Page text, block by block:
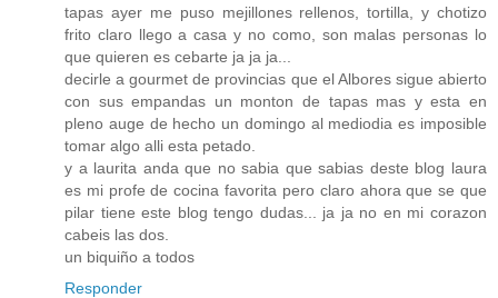
tapas ayer me puso mejillones rellenos, tortilla, y chotizo
frito claro llego a casa y no como, son malas personas lo
que quieren es cebarte ja ja ja...
decirle a gourmet de provincias que el Albores sigue abierto
con sus empandas un monton de tapas mas y esta en
pleno auge de hecho un domingo al mediodia es imposible
tomar algo alli esta petado.
y a laurita anda que no sabia que sabias deste blog laura
es mi profe de cocina favorita pero claro ahora que se que
pilar tiene este blog tengo dudas... ja ja no en mi corazon
cabeis las dos.
un biquiño a todos
Responder